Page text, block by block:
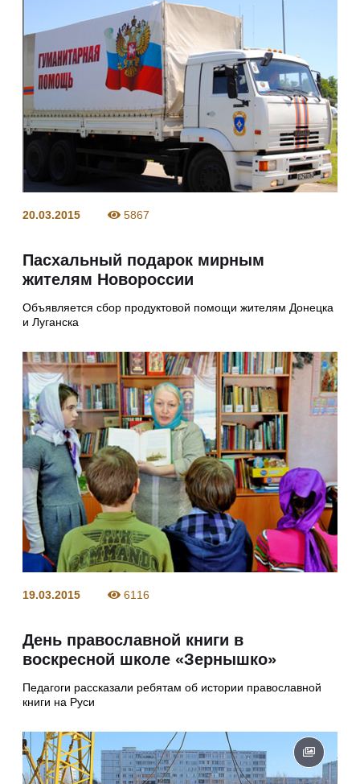
20.03.2015 5867
Пасхальный подарок мирным
жителям Новороссии
Объявляется сбор продуктовой помощи жителям Донецка
и Луганска
19.03.2015 6116
День православной книги в
воскресной школе «Зернышко»
Педагоги рассказали ребятам об истории православной
книги на Руси